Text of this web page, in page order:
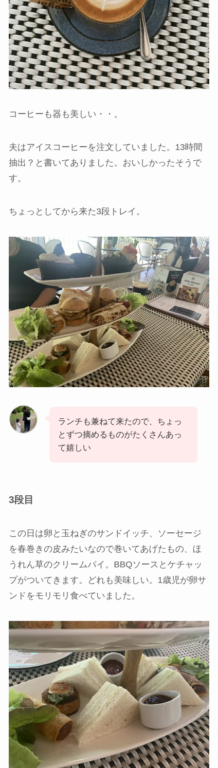
コーヒーも器も美しい・・。
夫はアイスコーヒーを注文していました。13時間
抽出？と書いてありました。おいしかったそうで
す。
ちょっとしてから来た3段トレイ。
ランチも兼ねて来たので、ちょっ
とずつ摘めるものがたくさんあっ
て嬉しい
3段目
この日は卵と玉ねぎのサンドイッチ、ソーセージ
を春巻きの皮みたいなので巻いてあげたもの、ほ
うれん草のクリームパイ。BBQソースとケチャッ
プがついてきます。どれも美味しい。1歳児が卵サ
ンドをモリモリ食べていました。